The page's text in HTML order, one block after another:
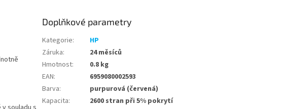
Doplňkové parametry
Kategorie:
HP
Záruka:
24 měsíců
Hmotnost:
0.8 kg
EAN:
6959080002593
Barva:
purpurová (červená)
Kapacita:
2600 stran při 5% pokrytí